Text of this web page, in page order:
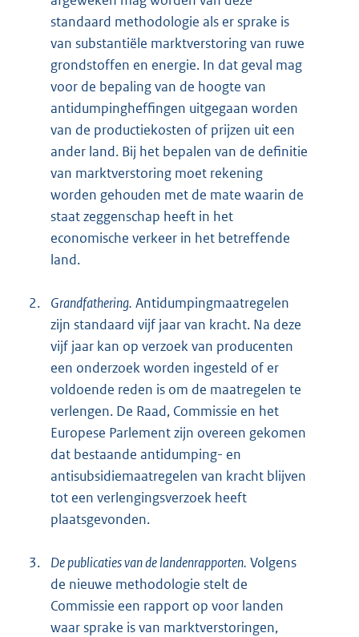
standaard methodologie als er sprake is
van substantiële marktverstoring van ruwe
grondstoffen en energie. In dat geval mag
voor de bepaling van de hoogte van
antidumpingheffingen uitgegaan worden
van de productiekosten of prijzen uit een
ander land. Bij het bepalen van de definitie
van marktverstoring moet rekening
worden gehouden met de mate waarin de
staat zeggenschap heeft in het
economische verkeer in het betreffende
land.
2. Grandfathering. Antidumpingmaatregelen
zijn standaard vijf jaar van kracht. Na deze
vijf jaar kan op verzoek van producenten
een onderzoek worden ingesteld of er
voldoende reden is om de maatregelen te
verlengen. De Raad, Commissie en het
Europese Parlement zijn overeen gekomen
dat bestaande antidumping- en
antisubsidiemaatregelen van kracht blijven
tot een verlengingsverzoek heeft
plaatsgevonden.
3. De publicaties van de landenrapporten. Volgens
de nieuwe methodologie stelt de
Commissie een rapport op voor landen
waar sprake is van marktverstoringen,